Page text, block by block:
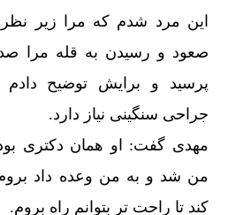
این مرد شدم که مرا زیر نظر
صعود و رسیدن به قله مرا
پرسید و برایش توضیح
جراحی سنگینی نیاز دارد.
مهدی گفت: او همان دکتری
من شد و به من وعده داد
کند تا راحت تر بتوانم راه بروم.